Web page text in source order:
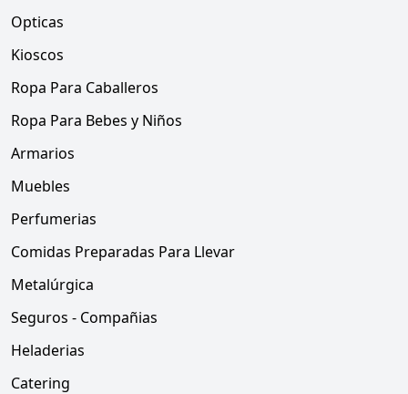
Opticas
Kioscos
Ropa Para Caballeros
Ropa Para Bebes y Niños
Armarios
Muebles
Perfumerias
Comidas Preparadas Para Llevar
Metalúrgica
Seguros - Compañias
Heladerias
Catering